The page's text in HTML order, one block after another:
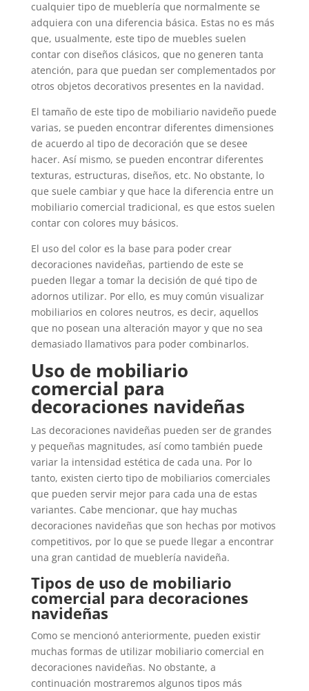
cualquier tipo de mueblería que normalmente se
adquiera con una diferencia básica. Estas no es más
que, usualmente, este tipo de muebles suelen
contar con diseños clásicos, que no generen tanta
atención, para que puedan ser complementados por
otros objetos decorativos presentes en la navidad.
El tamaño de este tipo de mobiliario navideño puede
varias, se pueden encontrar diferentes dimensiones
de acuerdo al tipo de decoración que se desee
hacer. Así mismo, se pueden encontrar diferentes
texturas, estructuras, diseños, etc. No obstante, lo
que suele cambiar y que hace la diferencia entre un
mobiliario comercial tradicional, es que estos suelen
contar con colores muy básicos.
El uso del color es la base para poder crear
decoraciones navideñas, partiendo de este se
pueden llegar a tomar la decisión de qué tipo de
adornos utilizar. Por ello, es muy común visualizar
mobiliarios en colores neutros, es decir, aquellos
que no posean una alteración mayor y que no sea
demasiado llamativos para poder combinarlos.
Uso de mobiliario
comercial para
decoraciones navideñas
Las decoraciones navideñas pueden ser de grandes
y pequeñas magnitudes, así como también puede
variar la intensidad estética de cada una. Por lo
tanto, existen cierto tipo de mobiliarios comerciales
que pueden servir mejor para cada una de estas
variantes. Cabe mencionar, que hay muchas
decoraciones navideñas que son hechas por motivos
competitivos, por lo que se puede llegar a encontrar
una gran cantidad de mueblería navideña.
Tipos de uso de mobiliario
comercial para decoraciones
navideñas
Como se mencionó anteriormente, pueden existir
muchas formas de utilizar mobiliario comercial en
decoraciones navideñas. No obstante, a
continuación mostraremos algunos tipos más